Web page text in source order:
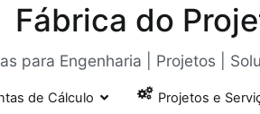
Fábrica do
para Engenharia | Projetos |
de Cálculo Projetos e